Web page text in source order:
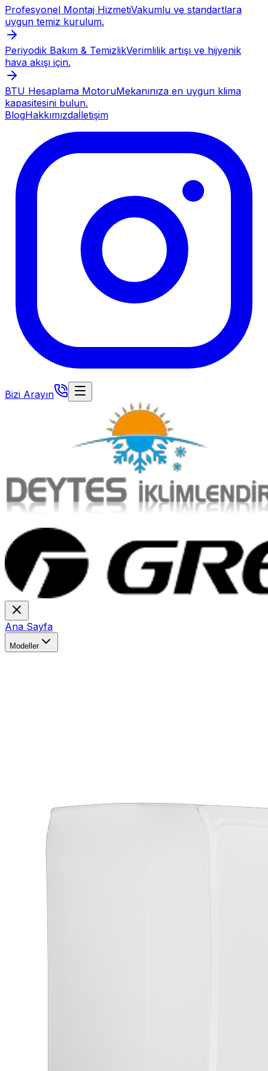
Profesyonel Montaj HizmetiVakumlu ve standartlara
uygun temiz kurulum.
Periyodik Bakım & TemizlikVerimlilik artışı ve hijyenik
hava akışı için.
BTU Hesaplama MotoruMekanınıza en uygun klima
kapasitesini bulun.
BlogHakkımızdaİletişim
Bizi Arayın
Ana Sayfa
Modeller